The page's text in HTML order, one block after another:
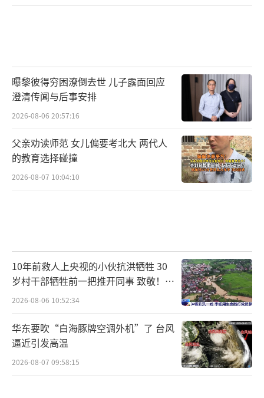
曝黎彼得穷困潦倒去世 儿子露面回应
澄清传闻与后事安排
2026-08-06 20:57:16
父亲劝读师范 女儿偏要考北大 两代人
的教育选择碰撞
2026-08-07 10:04:10
10年前救人上央视的小伙抗洪牺牲 30
岁村干部牺牲前一把推开同事 致敬！送
别！
2026-08-06 10:52:34
华东要吹“白海豚牌空调外机”了 台风
逼近引发高温
2026-08-07 09:58:15